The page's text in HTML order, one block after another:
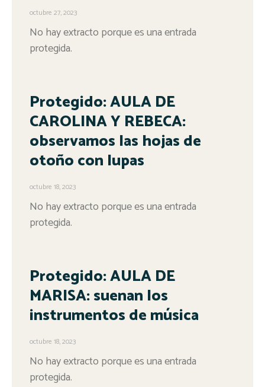
octubre 27, 2023
No hay extracto porque es una entrada
protegida.
Protegido: AULA DE
CAROLINA Y REBECA:
observamos las hojas de
otoño con lupas
octubre 18, 2023
No hay extracto porque es una entrada
protegida.
Protegido: AULA DE
MARISA: suenan los
instrumentos de música
octubre 18, 2023
No hay extracto porque es una entrada
protegida.